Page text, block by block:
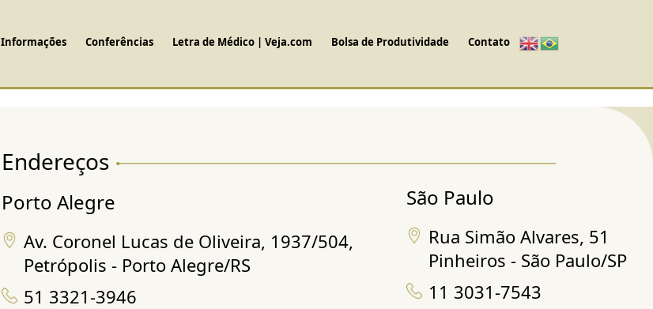
Informações Conferências Letra de Médico | Veja.com Bolsa de Produtividade Contato
Endereços
Porto Alegre
Av. Coronel Lucas de Oliveira, 1937/504,
Petrópolis - Porto Alegre/RS
51 3321-3946
São Paulo
Rua Simão Alvares, 51
Pinheiros - São Paulo/SP
11 3031-7543